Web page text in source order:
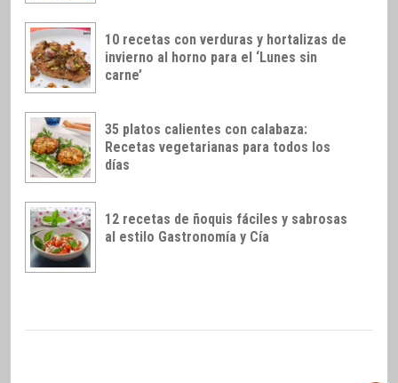
10 recetas con verduras y hortalizas de
invierno al horno para el ‘Lunes sin
carne’
35 platos calientes con calabaza:
Recetas vegetarianas para todos los
días
12 recetas de ñoquis fáciles y sabrosas
al estilo Gastronomía y Cía